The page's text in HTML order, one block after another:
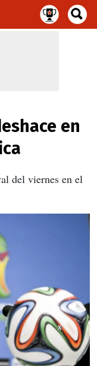
en
del viernes en el
X